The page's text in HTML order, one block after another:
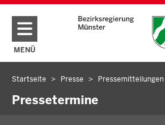
Direkt zum
MENÜ
NAVIGATION AKTIVIEREN/
Sie
befinden
Startseite Presse Pressemitteilungen
Pressetermine